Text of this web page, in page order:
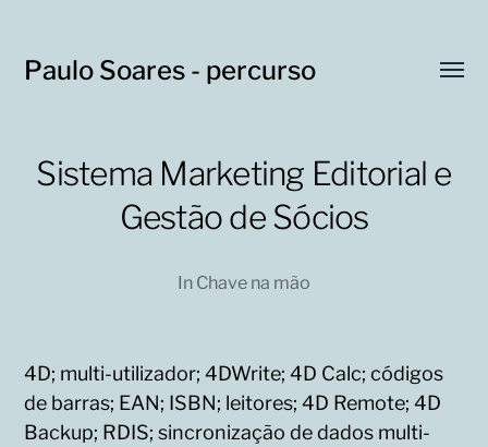
Paulo Soares - percurso
Sistema Marketing Editorial e
Gestão de Sócios
In Chave na mão
4D; multi-utilizador; 4DWrite; 4D Calc; códigos
de barras; EAN; ISBN; leitores; 4D Remote; 4D
Backup; RDIS; sincronização de dados multi-